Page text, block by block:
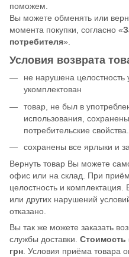
поможем.
Вы можете обменять или
момента покупки, согласно «
потребителя».
Условия возврата
не нарушена целостность
укомплектован
товар, не был в
использования,
потребительские свойства.
сохранены все ярлыки и
Вернуть товар Вы можете
офис или на склад. При
целостность и
или других нарушений
отказано.
Вы так же можете заказать
службы доставки. Стоимость
грн. Условия приёма товара